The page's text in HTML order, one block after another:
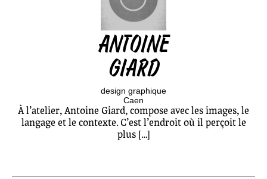
ANTOINE
GIARD
design graphique
Caen
À l’atelier, Antoine Giard, compose avec les images, le
langage et le contexte. C’est l’endroit où il perçoit le
plus […]